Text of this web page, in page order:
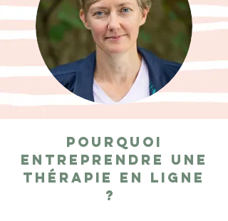
Pourquoi
entreprendre une
thérapie en ligne
?